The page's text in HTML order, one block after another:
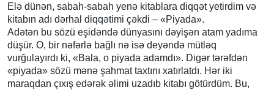
Elə dünən, sabah-sabah yenə kitablara diqqət yetirdim və
kitabın adı dərhal diqqətimi çəkdi – «Piyada».
Adətən bu sözü eşidəndə dünyasını dəyişən atam yadıma
düşür. O, bir nəfərlə bağlı nə isə deyəndə mütləq
vurğulayırdı ki, «Bala, o piyada adamdı». Digər tərəfdən
«piyada» sözü mənə şahmat taxtını xatırlatdı. Hər iki
maraqdan çıxış edərək əlimi uzadıb kitabı götürdüm. Bu,